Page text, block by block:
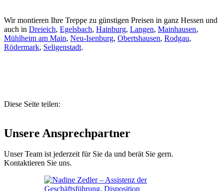
Wir montieren Ihre Treppe zu günstigen Preisen in ganz Hessen und
auch in Dreieich, Egelsbach, Hainburg, Langen, Mainhausen,
Mühlheim am Main, Neu-Isenburg, Obertshausen, Rodgau,
Rödermark, Seligenstadt.
Diese Seite teilen:
Unsere Ansprechpartner
Unser Team ist jederzeit für Sie da und berät Sie gern.
Kontaktieren Sie uns.